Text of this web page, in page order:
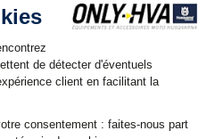
Coque de smartphone SP
Connect SPC+ pour iPhone
39,99 €